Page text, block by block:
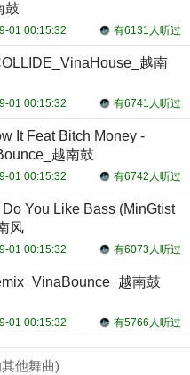
鼓
有6131人听过
01 00:15:32
越南
有6741人听过
01 00:15:32
It Feat Bitch Money -
越南鼓
有6742人听过
01 00:15:32
You Like Bass (MinGtist
风
有6073人听过
01 00:15:32
越南鼓
有5766人听过
01 00:15:32
他舞曲)